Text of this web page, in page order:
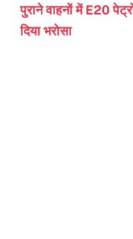
पुराने वाहनों में E20
दिया भरोसा